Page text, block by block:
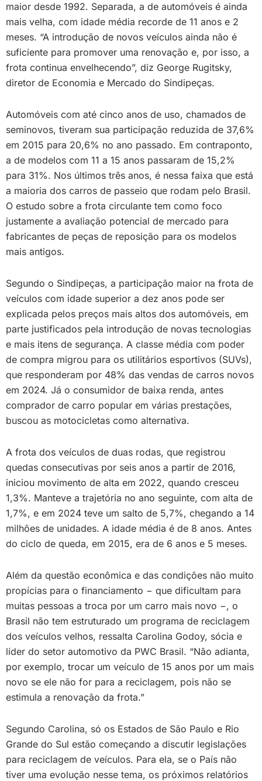
maior desde 1992. Separada, a de automóveis é ainda
mais velha, com idade média recorde de 11 anos e 2
meses. “A introdução de novos veículos ainda não é
suficiente para promover uma renovação e, por isso, a
frota continua envelhecendo”, diz George Rugitsky,
diretor de Economia e Mercado do Sindipeças.
Automóveis com até cinco anos de uso, chamados de
seminovos, tiveram sua participação reduzida de 37,6%
em 2015 para 20,6% no ano passado. Em contraponto,
a de modelos com 11 a 15 anos passaram de 15,2%
para 31%. Nos últimos três anos, é nessa faixa que está
a maioria dos carros de passeio que rodam pelo Brasil.
O estudo sobre a frota circulante tem como foco
justamente a avaliação potencial de mercado para
fabricantes de peças de reposição para os modelos
mais antigos.
Segundo o Sindipeças, a participação maior na frota de
veículos com idade superior a dez anos pode ser
explicada pelos preços mais altos dos automóveis, em
parte justificados pela introdução de novas tecnologias
e mais itens de segurança. A classe média com poder
de compra migrou para os utilitários esportivos (SUVs),
que responderam por 48% das vendas de carros novos
em 2024. Já o consumidor de baixa renda, antes
comprador de carro popular em várias prestações,
buscou as motocicletas como alternativa.
A frota dos veículos de duas rodas, que registrou
quedas consecutivas por seis anos a partir de 2016,
iniciou movimento de alta em 2022, quando cresceu
1,3%. Manteve a trajetória no ano seguinte, com alta de
1,7%, e em 2024 teve um salto de 5,7%, chegando a 14
milhões de unidades. A idade média é de 8 anos. Antes
do ciclo de queda, em 2015, era de 6 anos e 5 meses.
Além da questão econômica e das condições não muito
propícias para o financiamento − que dificultam para
muitas pessoas a troca por um carro mais novo −, o
Brasil não tem estruturado um programa de reciclagem
dos veículos velhos, ressalta Carolina Godoy, sócia e
líder do setor automotivo da PWC Brasil. “Não adianta,
por exemplo, trocar um veículo de 15 anos por um mais
novo se ele não for para a reciclagem, pois não se
estimula a renovação da frota.”
Segundo Carolina, só os Estados de São Paulo e Rio
Grande do Sul estão começando a discutir legislações
para reciclagem de veículos. Para ela, se o País não
tiver uma evolução nesse tema, os próximos relatórios